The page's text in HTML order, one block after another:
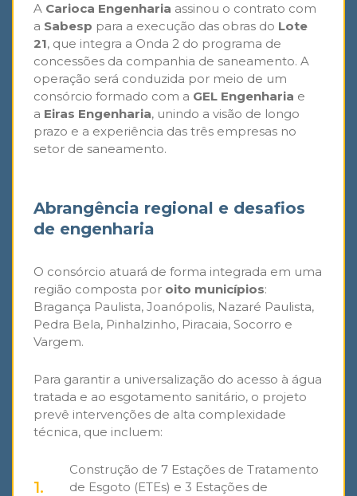
A Carioca Engenharia assinou o contrato com
a Sabesp para a execução das obras do Lote
21, que integra a Onda 2 do programa de
concessões da companhia de saneamento. A
operação será conduzida por meio de um
consórcio formado com a GEL Engenharia e
a Eiras Engenharia, unindo a visão de longo
prazo e a experiência das três empresas no
setor de saneamento.
Abrangência regional e desafios
de engenharia
O consórcio atuará de forma integrada em uma
região composta por oito municípios:
Bragança Paulista, Joanópolis, Nazaré Paulista,
Pedra Bela, Pinhalzinho, Piracaia, Socorro e
Vargem.
Para garantir a universalização do acesso à água
tratada e ao esgotamento sanitário, o projeto
prevê intervenções de alta complexidade
técnica, que incluem:
Construção de 7 Estações de Tratamento
de Esgoto (ETEs) e 3 Estações de